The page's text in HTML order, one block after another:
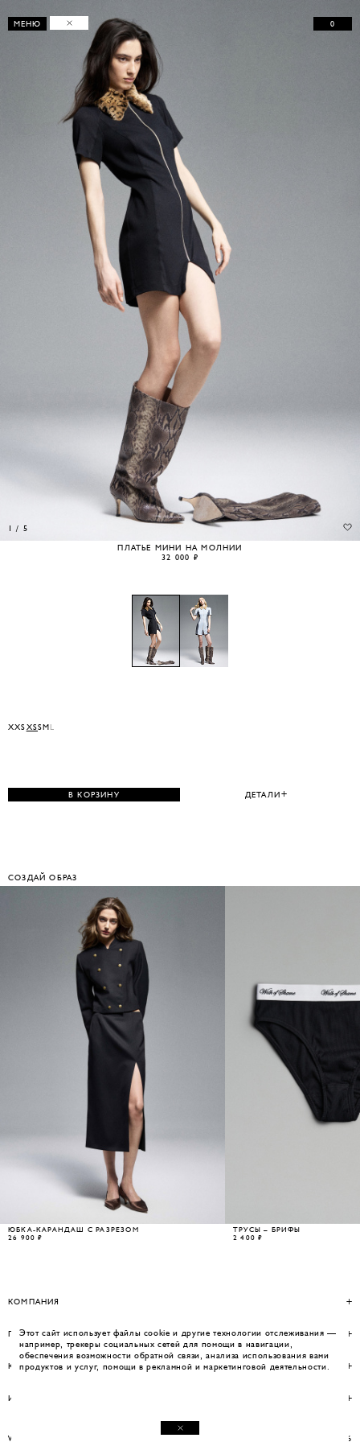
МЕНЮ 0
1 / 5
ПЛАТЬЕ МИНИ НА МОЛНИИ
32 000 ₽
XXSXSSML
ДЕТАЛИ
В КОРЗИНУ
СОЗДАЙ ОБРАЗ
ЮБКА-КАРАНДАШ С РАЗРЕЗОМ
26 900 ₽
ТРУСЫ – БРИФЫ
2 400 ₽
КОМПАНИЯ
ПОМОЩЬ
КОНТАКТЫ
ИНФОРМАЦИЯ
WEBSITE BY UMWELT © WOS 2026
Этот сайт использует файлы cookie и другие технологии отслеживания —
например, трекеры социальных сетей для помощи в навигации,
обеспечения возможности обратной связи, анализа использования вами
продуктов и услуг, помощи в рекламной и маркетинговой деятельности.